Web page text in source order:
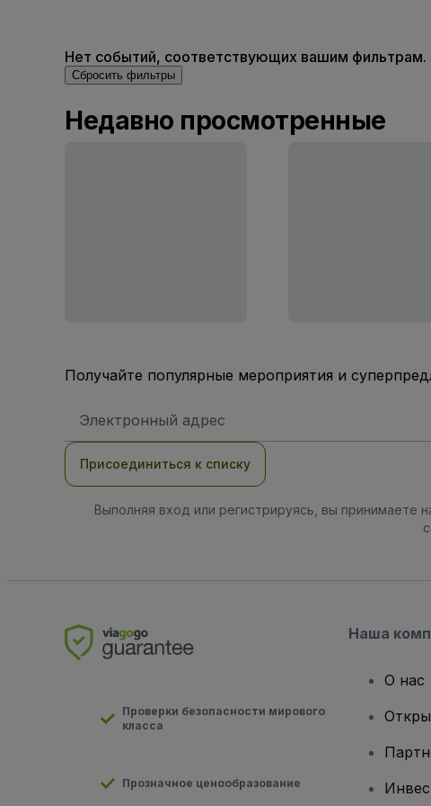
Нет событий, соответствующих вашим
Сбросить фильтры
Недавно просмотренные
Получайте популярные мероприятия и
электронной
Присоединиться к списку
Выполняя вход или регистрируясь, вы принимаете
Проверки безопасности мирового
класса
Прозначное ценообразование
Наша
О нас